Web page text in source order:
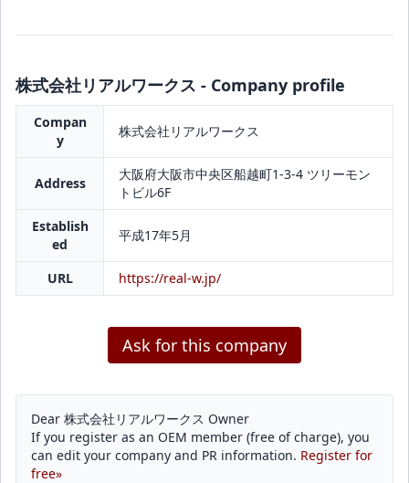
株式会社リアルワークス - Company profile
Compan
y
株式会社リアルワークス
Address
大阪府大阪市中央区船越町1-3-4 ツリーモン
トビル6F
Establish
ed
平成17年5月
URL https://real-w.jp/
Ask for this company
Dear 株式会社リアルワークス Owner
If you register as an OEM member (free of charge), you
can edit your company and PR information. Register for
free»